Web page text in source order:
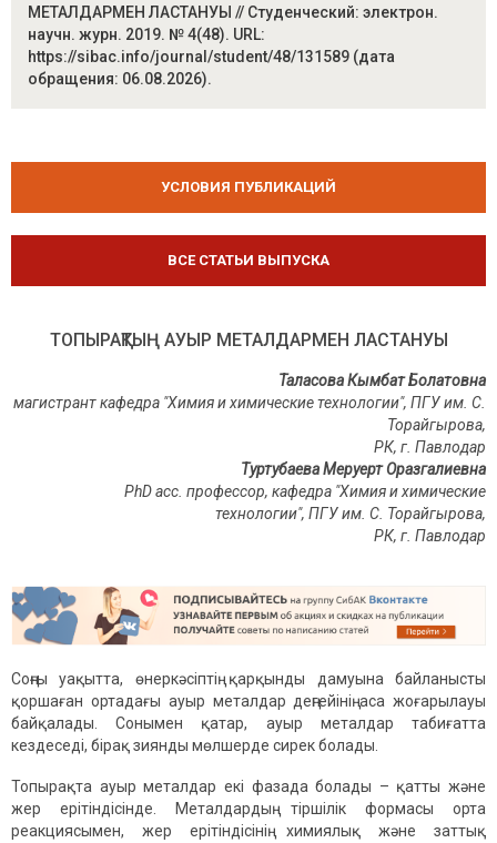
МЕТАЛДАРМЕН ЛАСТАНУЫ // Студенческий: электрон.
научн. журн. 2019. № 4(48). URL:
https://sibac.info/journal/student/48/131589 (дата
обращения: 06.08.2026).
УСЛОВИЯ ПУБЛИКАЦИЙ
ВСЕ СТАТЬИ ВЫПУСКА
ТОПЫРАҚТЫҢ АУЫР МЕТАЛДАРМЕН ЛАСТАНУЫ
Таласова Кымбат Болатовна
магистрант кафедра "Химия и химические технологии", ПГУ им. С.
Торайгырова,
РК, г. Павлодар
Туртубаева Меруерт Оразгалиевна
PhD асс. профессор, кафедра "Химия и химические
технологии", ПГУ им. С. Торайгырова,
РК, г. Павлодар
Соңғы уақытта, өнеркәсіптің қарқынды дамуына байланысты
қоршаған ортадағы ауыр металдар деңгейінің аса жоғарылауы
байқалады. Сонымен қатар, ауыр металдар табиғатта
кездеседі, бірақ зиянды мөлшерде сирек болады.
Топырақта ауыр металдар екі фазада болады – қатты және
жер ерітіндісінде. Металдардың тіршілік формасы орта
реакциясымен, жер ерітіндісінің химиялық және заттық